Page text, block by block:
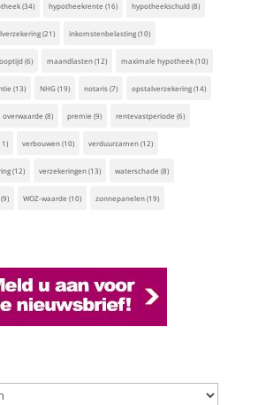
(34) hypotheekrente (16) hypotheekschuld(8)
(21) inkomstenbelasting(10)
(6) maandlasten(12) maximale hypotheek(10)
(13) NHG(19) notaris(7) opstalverzekering(14)
overwaarde (8) premie (9) rentevastperiode (6)
verbouwen(10) verduurzamen(12)
(12) verzekeringen(13) waterschade (8)
WOZ-waarde (10) zonnepanelen(19)